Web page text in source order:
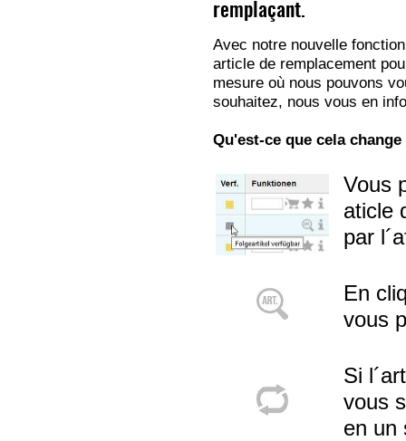
remplaçant.
Avec notre nouvelle
article de remplacement
mesure où nous pouvons
souhaitez, nous vous en
Qu'est-ce que cela
Vous
aticle
par
En
vous
Si
vous
en un